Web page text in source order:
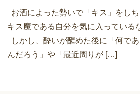
お酒によった勢いで「キス」をし
キス魔である自分を気に入っている
しかし、酔いが醒めた後に「何で
んだろう」や「最近周りが […]